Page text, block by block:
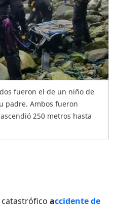
fueron el de un niño de
padre. Ambos fueron
250 metros hasta
catastrófico accidente de